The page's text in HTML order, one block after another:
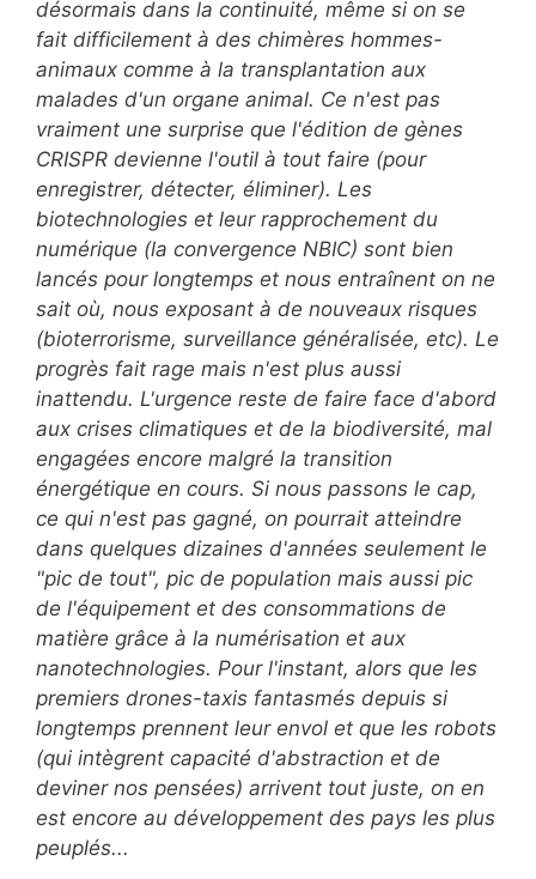
désormais dans la continuité, même si on se
fait difficilement à des chimères hommes-
animaux comme à la transplantation aux
malades d'un organe animal. Ce n'est pas
vraiment une surprise que l'édition de gènes
CRISPR devienne l'outil à tout faire (pour
enregistrer, détecter, éliminer). Les
biotechnologies et leur rapprochement du
numérique (la convergence NBIC) sont bien
lancés pour longtemps et nous entraînent on ne
sait où, nous exposant à de nouveaux risques
(bioterrorisme, surveillance généralisée, etc). Le
progrès fait rage mais n'est plus aussi
inattendu. L'urgence reste de faire face d'abord
aux crises climatiques et de la biodiversité, mal
engagées encore malgré la transition
énergétique en cours. Si nous passons le cap,
ce qui n'est pas gagné, on pourrait atteindre
dans quelques dizaines d'années seulement le
"pic de tout", pic de population mais aussi pic
de l'équipement et des consommations de
matière grâce à la numérisation et aux
nanotechnologies. Pour l'instant, alors que les
premiers drones-taxis fantasmés depuis si
longtemps prennent leur envol et que les robots
(qui intègrent capacité d'abstraction et de
deviner nos pensées) arrivent tout juste, on en
est encore au développement des pays les plus
peuplés...